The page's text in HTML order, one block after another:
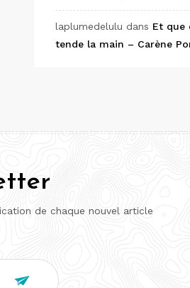
laplumedelulu dans Et que
tende la main – Carène
de chaque nouvel article
